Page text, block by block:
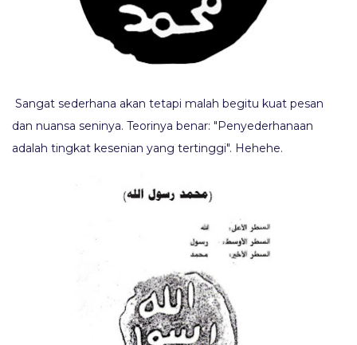
Sangat sederhana akan tetapi malah begitu kuat pesan
dan nuansa seninya. Teorinya benar: "Penyederhanaan
adalah tingkat kesenian yang tertinggi". Hehehe.